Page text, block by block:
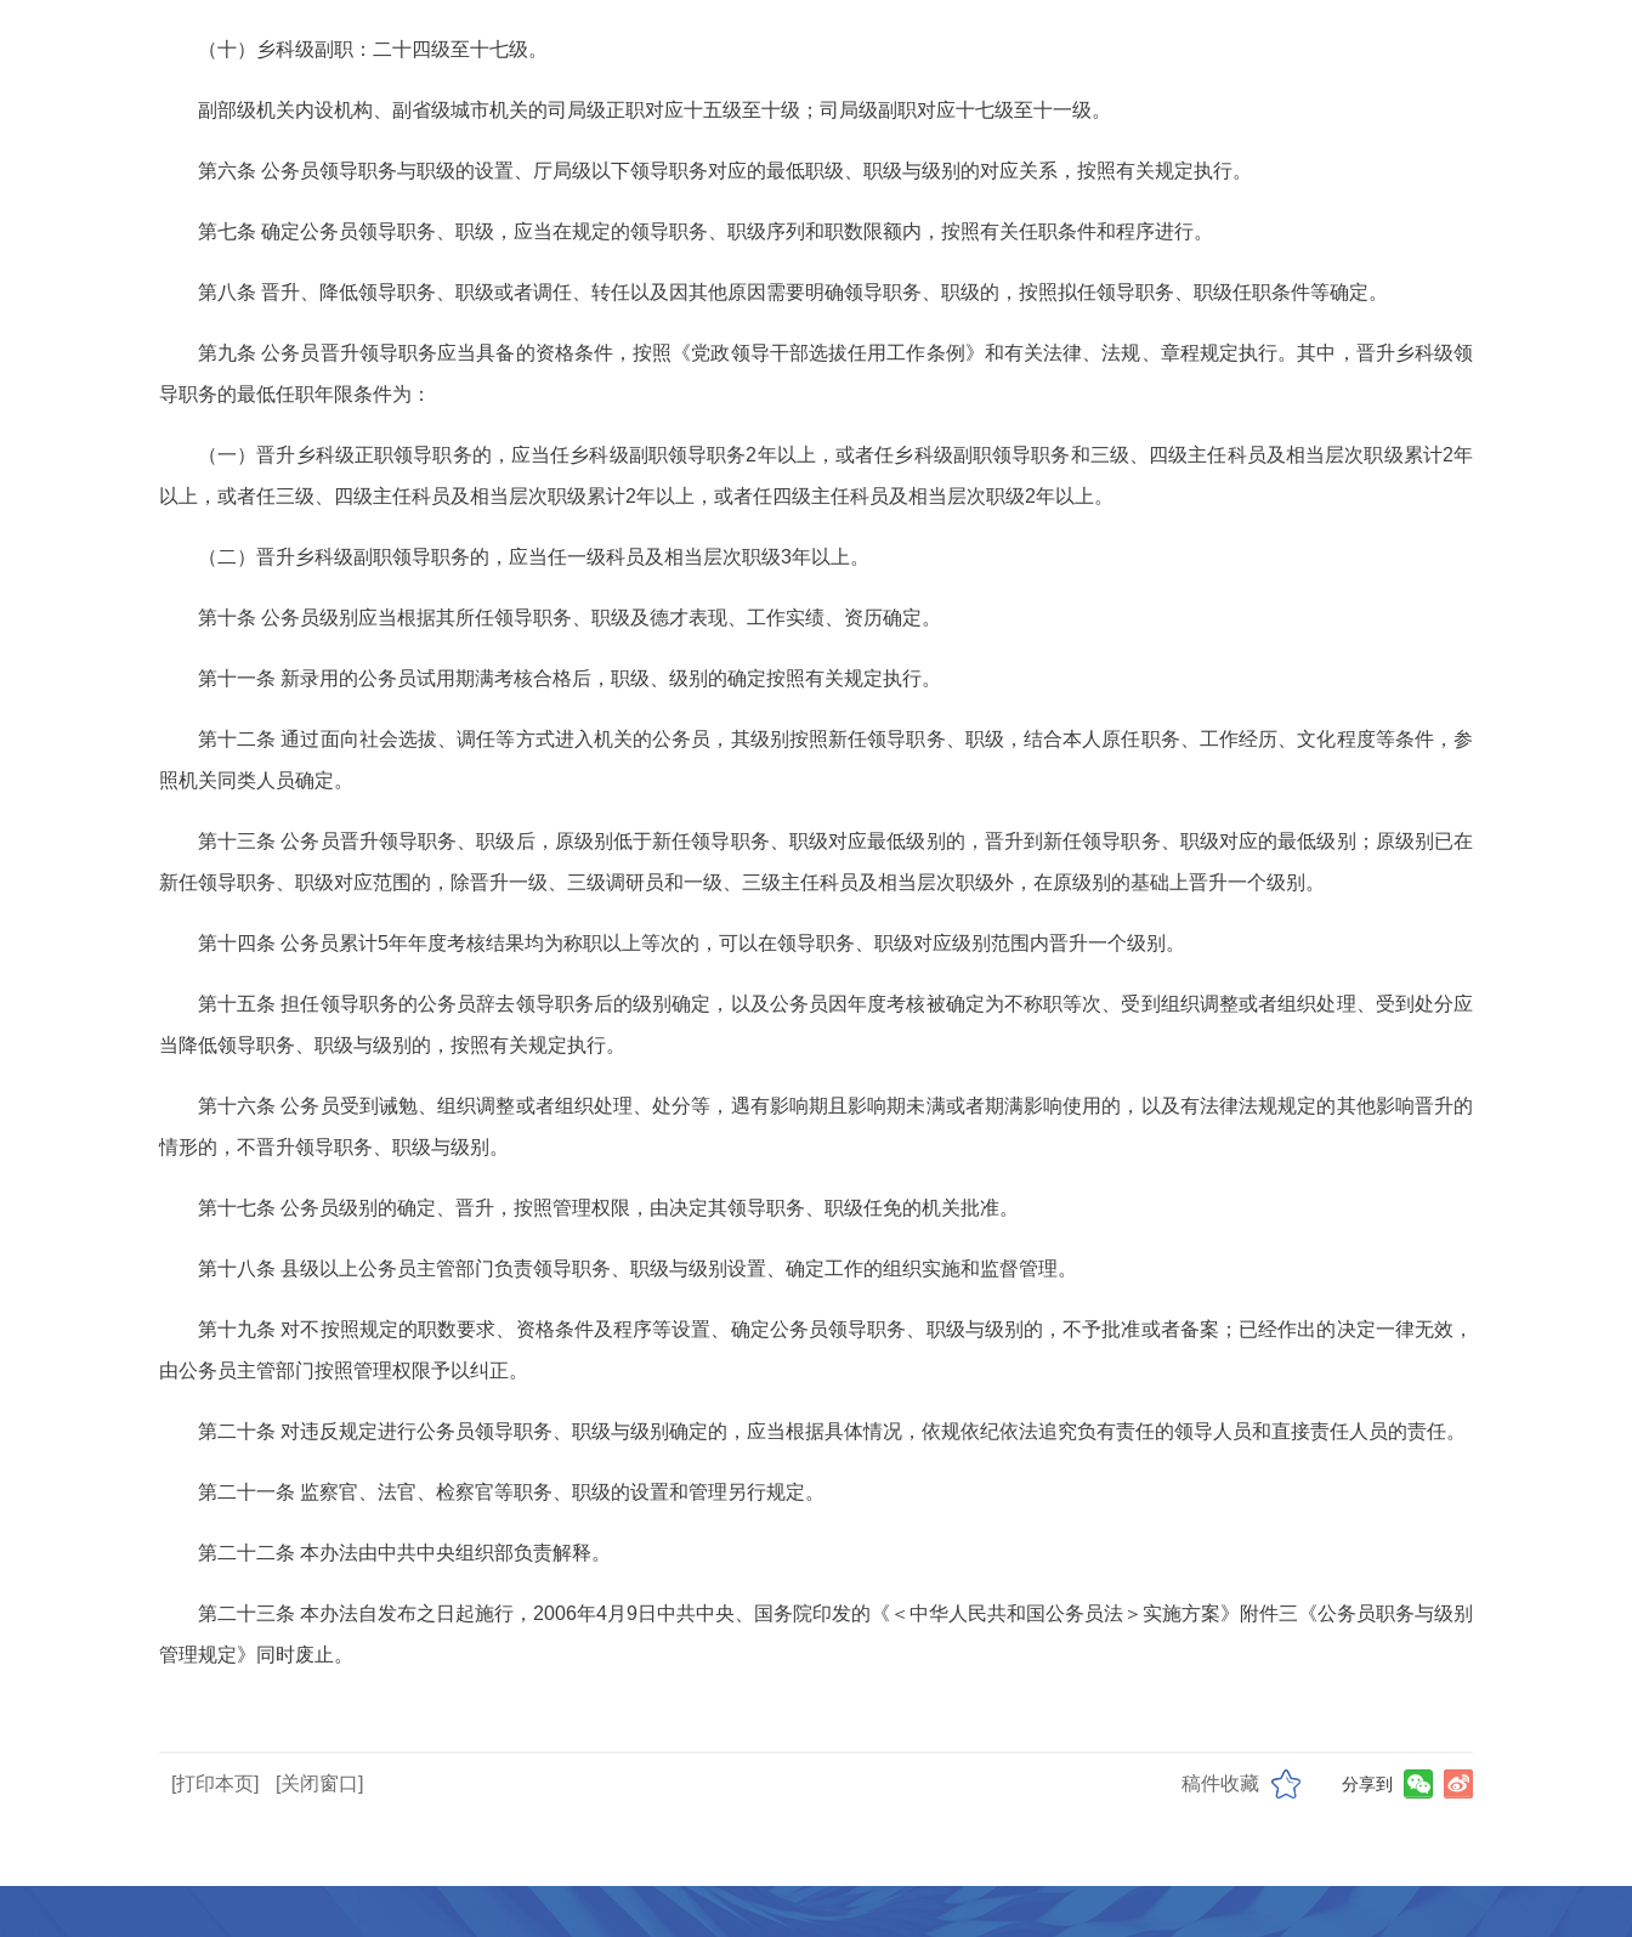
（十）乡科级副职：二十四级至十七级。
副部级机关内设机构、副省级城市机关的司局级正职对应十五级至十级；司局级副职对应十七级至十一级。
第六条 公务员领导职务与职级的设置、厅局级以下领导职务对应的最低职级、职级与级别的对应关系，按照有关规定执行。
第七条 确定公务员领导职务、职级，应当在规定的领导职务、职级序列和职数限额内，按照有关任职条件和程序进行。
第八条 晋升、降低领导职务、职级或者调任、转任以及因其他原因需要明确领导职务、职级的，按照拟任领导职务、职级任职条件等确定。
第九条 公务员晋升领导职务应当具备的资格条件，按照《党政领导干部选拔任用工作条例》和有关法律、法规、章程规定执行。其中，晋升乡科级领
导职务的最低任职年限条件为：
（一）晋升乡科级正职领导职务的，应当任乡科级副职领导职务2年以上，或者任乡科级副职领导职务和三级、四级主任科员及相当层次职级累计2年
以上，或者任三级、四级主任科员及相当层次职级累计2年以上，或者任四级主任科员及相当层次职级2年以上。
（二）晋升乡科级副职领导职务的，应当任一级科员及相当层次职级3年以上。
第十条 公务员级别应当根据其所任领导职务、职级及德才表现、工作实绩、资历确定。
第十一条 新录用的公务员试用期满考核合格后，职级、级别的确定按照有关规定执行。
第十二条 通过面向社会选拔、调任等方式进入机关的公务员，其级别按照新任领导职务、职级，结合本人原任职务、工作经历、文化程度等条件，参
照机关同类人员确定。
第十三条 公务员晋升领导职务、职级后，原级别低于新任领导职务、职级对应最低级别的，晋升到新任领导职务、职级对应的最低级别；原级别已在
新任领导职务、职级对应范围的，除晋升一级、三级调研员和一级、三级主任科员及相当层次职级外，在原级别的基础上晋升一个级别。
第十四条 公务员累计5年年度考核结果均为称职以上等次的，可以在领导职务、职级对应级别范围内晋升一个级别。
第十五条 担任领导职务的公务员辞去领导职务后的级别确定，以及公务员因年度考核被确定为不称职等次、受到组织调整或者组织处理、受到处分应
当降低领导职务、职级与级别的，按照有关规定执行。
第十六条 公务员受到诫勉、组织调整或者组织处理、处分等，遇有影响期且影响期未满或者期满影响使用的，以及有法律法规规定的其他影响晋升的
情形的，不晋升领导职务、职级与级别。
第十七条 公务员级别的确定、晋升，按照管理权限，由决定其领导职务、职级任免的机关批准。
第十八条 县级以上公务员主管部门负责领导职务、职级与级别设置、确定工作的组织实施和监督管理。
第十九条 对不按照规定的职数要求、资格条件及程序等设置、确定公务员领导职务、职级与级别的，不予批准或者备案；已经作出的决定一律无效，
由公务员主管部门按照管理权限予以纠正。
第二十条 对违反规定进行公务员领导职务、职级与级别确定的，应当根据具体情况，依规依纪依法追究负有责任的领导人员和直接责任人员的责任。
第二十一条 监察官、法官、检察官等职务、职级的设置和管理另行规定。
第二十二条 本办法由中共中央组织部负责解释。
第二十三条 本办法自发布之日起施行，2006年4月9日中共中央、国务院印发的《＜中华人民共和国公务员法＞实施方案》附件三《公务员职务与级别
管理规定》同时废止。
[打印本页] [关闭窗口] 稿件收藏 分享到